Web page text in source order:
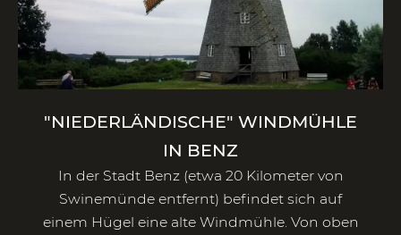
"NIEDERLÄNDISCHE" WINDMÜHLE
IN BENZ
In der Stadt Benz (etwa 20 Kilometer von
Swinemünde entfernt) befindet sich auf
einem Hügel eine alte Windmühle. Von oben